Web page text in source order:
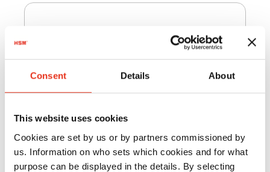
Consent Details About
This website uses cookies
Cookies are set by us or by partners commissioned by
us. Information on who sets which cookies and for what
purpose can be displayed in the details. By selecting
Adres e-mail
Akceptujępolitykę prywatności